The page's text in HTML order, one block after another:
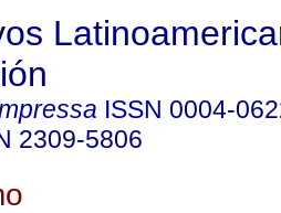
ISSN 0004-
2309-5806